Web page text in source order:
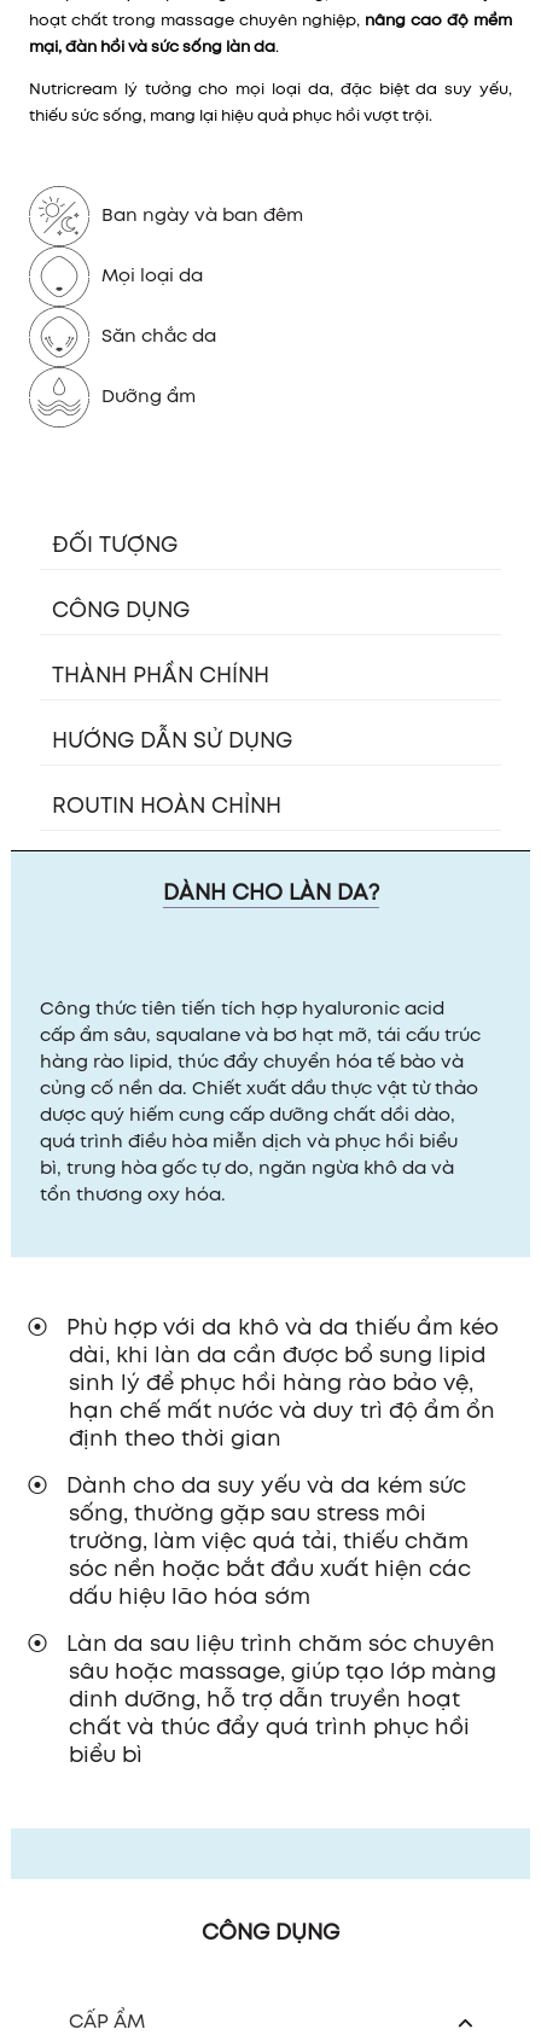
hoạt chất trong massage chuyên nghiệp, nâng cao độ mềm
mại, đàn hồi và sức sống làn da.
Nutricream lý tưởng cho mọi loại da, đặc biệt da suy yếu,
thiếu sức sống, mang lại hiệu quả phục hồi vượt trội.
Ban ngày và ban đêm
Mọi loại da
Săn chắc da
Dưỡng ẩm
ĐỐI TƯỢNG
CÔNG DỤNG
THÀNH PHẦN CHÍNH
HƯỚNG DẪN SỬ DỤNG
ROUTIN HOÀN CHỈNH
DÀNH CHO LÀN DA?
Công thức tiên tiến tích hợp hyaluronic acid
cấp ẩm sâu, squalane và bơ hạt mỡ, tái cấu trúc
hàng rào lipid, thúc đẩy chuyển hóa tế bào và
củng cố nền da. Chiết xuất dầu thực vật từ thảo
dược quý hiếm cung cấp dưỡng chất dồi dào,
quá trình điều hòa miễn dịch và phục hồi biểu
bì, trung hòa gốc tự do, ngăn ngừa khô da và
tổn thương oxy hóa.
Phù hợp với da khô và da thiếu ẩm kéo
dài, khi làn da cần được bổ sung lipid
sinh lý để phục hồi hàng rào bảo vệ,
hạn chế mất nước và duy trì độ ẩm ổn
định theo thời gian
Dành cho da suy yếu và da kém sức
sống, thường gặp sau stress môi
trường, làm việc quá tải, thiếu chăm
sóc nền hoặc bắt đầu xuất hiện các
dấu hiệu lão hóa sớm
Làn da sau liệu trình chăm sóc chuyên
sâu hoặc massage, giúp tạo lớp màng
dinh dưỡng, hỗ trợ dẫn truyền hoạt
chất và thúc đẩy quá trình phục hồi
biểu bì
CÔNG DỤNG
CẤP ẨM